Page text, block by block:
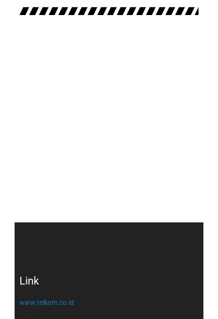
Link
www.telkom.co.id